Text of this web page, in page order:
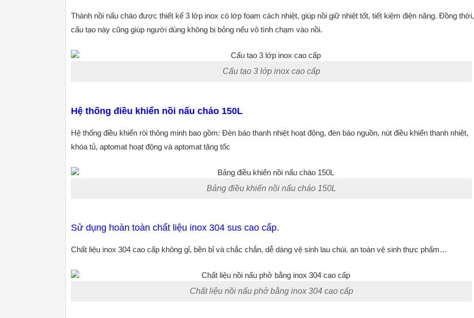
Thành nồi nấu cháo được thiết kế 3 lớp inox có lớp foam cách nhiệt, giúp nồi giữ nhiệt tốt, tiết kiệm điện năng. Đồng thời,
cấu tạo này cũng giúp người dùng không bị bỏng nếu vô tình chạm vào nồi.
Cấu tạo 3 lớp inox cao cấp
Hệ thống điều khiển nồi nấu cháo 150L
Hệ thống điều khiển ròi thông minh bao gồm: Đèn báo thanh nhiệt hoạt động, đèn báo nguồn, nút điều khiển thanh nhiệt,
khóa tủ, aptomat hoạt động và aptomat tăng tốc
Bảng điều khiển nồi nấu cháo 150L
Sử dụng hoàn toàn chất liệu inox 304 sus cao cấp.
Chất liệu inox 304 cao cấp không gỉ, bền bỉ và chắc chắn, dễ dàng vệ sinh lau chùi. an toàn vệ sinh thực phẩm…
Chất liệu nồi nấu phở bằng inox 304 cao cấp